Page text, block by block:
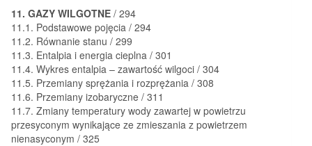
11. GAZY WILGOTNE / 294
11.1. Podstawowe pojęcia / 294
11.2. Równanie stanu / 299
11.3. Entalpia i energia cieplna / 301
11.4. Wykres entalpia – zawartość wilgoci / 304
11.5. Przemiany sprężania i rozprężania / 308
11.6. Przemiany izobaryczne / 311
11.7. Zmiany temperatury wody zawartej w powietrzu
przesyconym wynikające ze zmieszania z powietrzem
nienasyconym / 325